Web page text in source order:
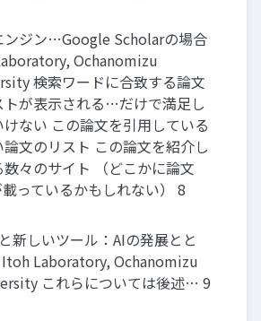
ンジン…Google Scholarの場合
Ochanomizu
検索ワードに合致する論文
トが表示される…だけで満足し
けない この論文を引用している
文のリスト この論文を紹介し
数々のサイト （どこかに論文
載っているかもしれない） 8
新しいツール：AIの発展とと
Itoh Laboratory, Ochanomizu
これらについては後述… 9